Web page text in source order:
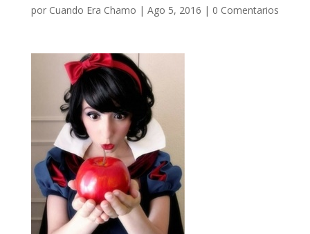
por Cuando Era Chamo | Ago 5, 2016 | 0 Comentarios